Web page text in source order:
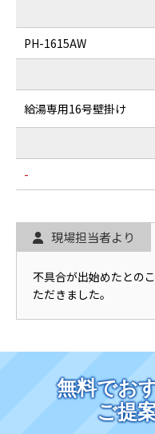
PH-1615AW
給湯専用16号壁掛け
-
現場担当者より
不具合が出始めたとの
ただきました。
無料でお
ご提